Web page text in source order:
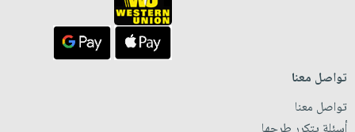
تواصل معنا
تواصل معنا